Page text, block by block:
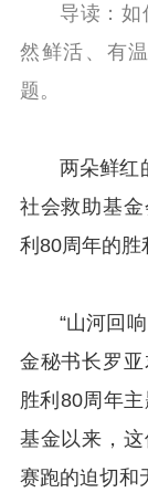
导读：
然鲜活、有
题。
两朵鲜红
社会救助基
利80周年的胜
“山河回
金秘书长罗
胜利80周年
基金以来，
赛跑的迫切和